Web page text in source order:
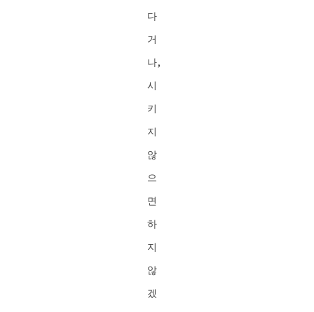
다
거
나,
시
키
지
않
으
면
하
지
않
겠